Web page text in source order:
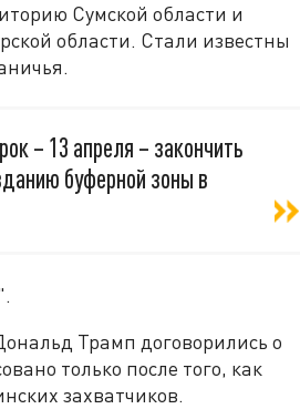
Сумской области и
области. Стали известны
– 13 апреля – закончить
буферной зоны в
Трамп договорились о
только после того, как
захватчиков.